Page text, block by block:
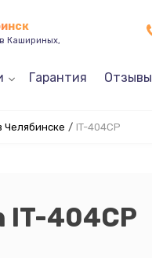
Кашириных,
Гарантия Отзывы
Челябинске / IT-404CP
IT-404CP